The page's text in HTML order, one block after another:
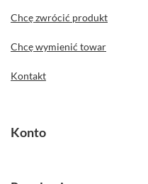
Chcę zwrócić produkt
Chcę wymienić towar
Kontakt
Konto